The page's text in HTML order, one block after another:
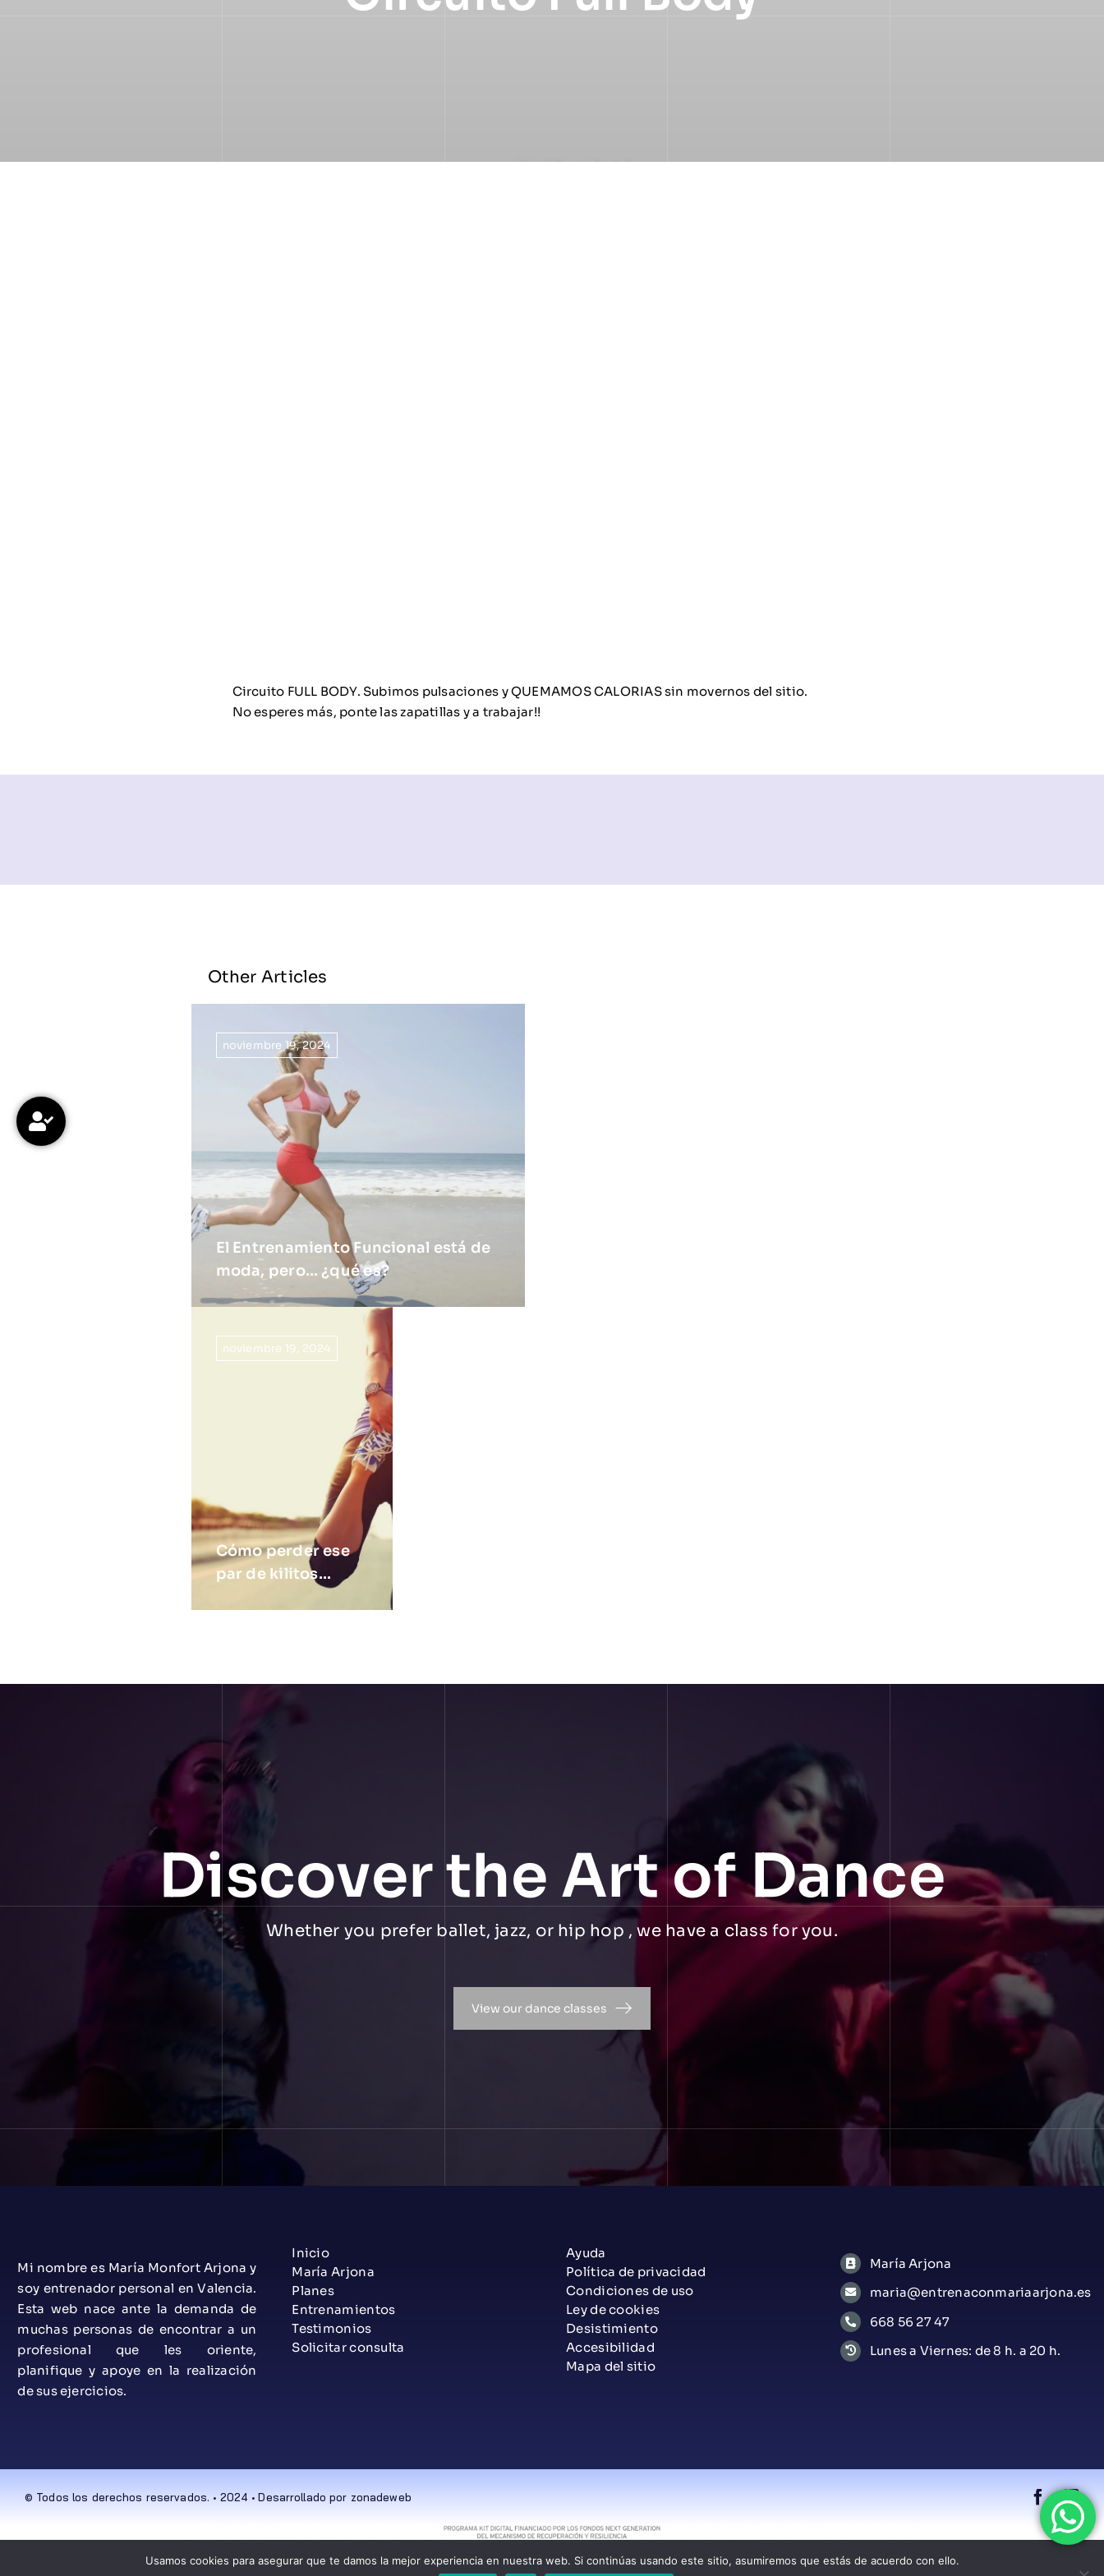
Circuito FULL BODY. Subimos pulsaciones y QUEMAMOS CALORIAS sin movernos del sitio.
No esperes más, ponte las zapatillas y a trabajar!!
Other Articles
noviembre 19, 2024
El Entrenamiento Funcional está de
moda, pero… ¿qué es?
noviembre 19, 2024
Cómo perder ese
par de kilitos…
Discover the Art of Dance
Whether you prefer ballet, jazz, or hip hop , we have a class for you.
View our dance classes
Mi nombre es María Monfort Arjona y
soy entrenador personal en Valencia.
Esta web nace ante la demanda de
muchas personas de encontrar a un
profesional que les oriente,
planifique y apoye en la realización
de sus ejercicios.
Inicio
María Arjona
Planes
Entrenamientos
Testimonios
Solicitar consulta
Ayuda
Política de privacidad
Condiciones de uso
Ley de cookies
Desistimiento
Accesibilidad
Mapa del sitio
María Arjona
maria@entrenaconmariaarjona.es
668 56 27 47
Lunes a Viernes: de 8 h. a 20 h.
© Todos los derechos reservados. • 2024 • Desarrollado por zonadeweb
Usamos cookies para asegurar que te damos la mejor experiencia en nuestra web. Si continúas usando este sitio, asumiremos que estás de acuerdo con ello.